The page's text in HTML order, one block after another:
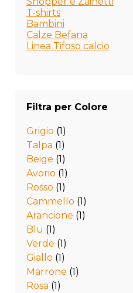
T-shirts
Bambini
Calze Befana
Linea Tifoso calcio
Filtra per Colore
Grigio (1)
Talpa (1)
Beige (1)
Avorio (1)
Rosso (1)
Cammello (1)
Arancione (1)
Blu (1)
Verde (1)
Giallo (1)
Marrone (1)
Rosa (1)